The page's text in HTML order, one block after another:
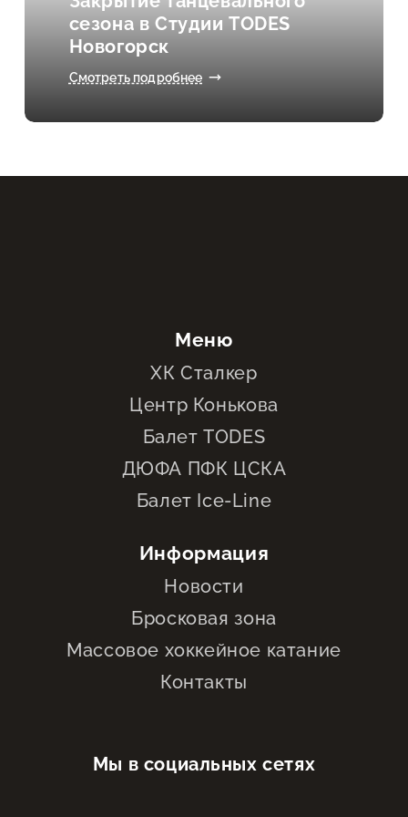
сезона в Студии TODES
Новогорск
Смотреть подробнее
Мы в социальных сетях
Меню
ХК Сталкер
Центр Конькова
Балет TODES
ДЮФА ПФК ЦСКА
Балет Ice-Line
Информация
Новости
Бросковая зона
Массовое хоккейное катание
Контакты